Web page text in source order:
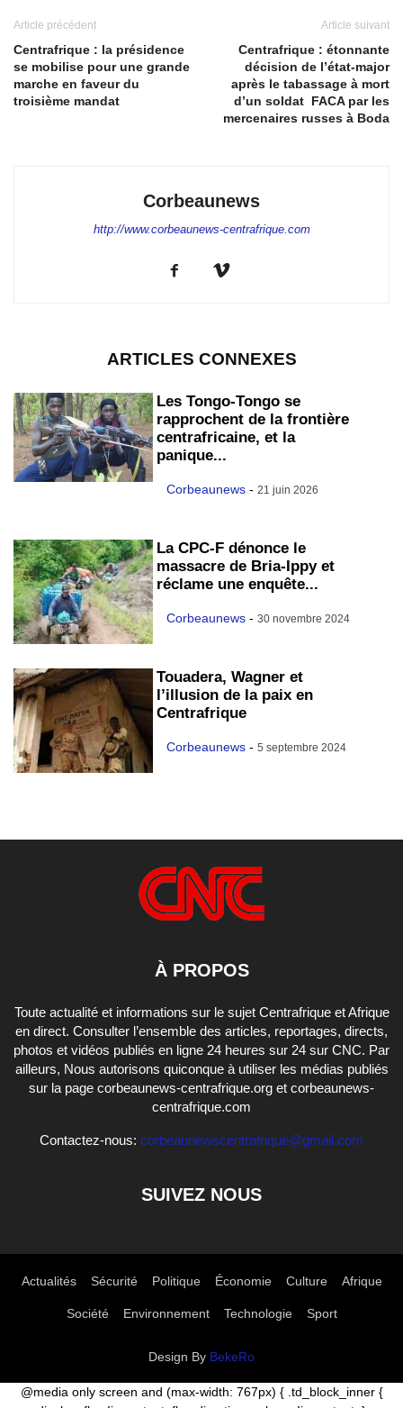
Article précédent
Centrafrique : la présidence
se mobilise pour une grande
marche en faveur du
troisième mandat
Article suivant
Centrafrique : étonnante
décision de l’état-major
après le tabassage à mort
d’un soldat FACA par les
mercenaires russes à Boda
Corbeaunews
http://www.corbeaunews-centrafrique.com
ARTICLES CONNEXES
Les Tongo-Tongo se
rapprochent de la frontière
centrafricaine, et la
panique...
Corbeaunews - 21 juin 2026
La CPC-F dénonce le
massacre de Bria-Ippy et
réclame une enquête...
Corbeaunews - 30 novembre 2024
Touadera, Wagner et
l’illusion de la paix en
Centrafrique
Corbeaunews - 5 septembre 2024
À PROPOS
Toute actualité et informations sur le sujet Centrafrique et Afrique
en direct. Consulter l’ensemble des articles, reportages, directs,
photos et vidéos publiés en ligne 24 heures sur 24 sur CNC. Par
ailleurs, Nous autorisons quiconque à utiliser les médias publiés
sur la page corbeaunews-centrafrique.org et corbeaunews-
centrafrique.com
Contactez-nous: corbeaunewscentrafrique@gmail.com
SUIVEZ NOUS
Actualités Sécurité Politique Économie Culture Afrique
Société Environnement Technologie Sport
Design By BekeRo
@media only screen and (max-width: 767px) { .td_block_inner {